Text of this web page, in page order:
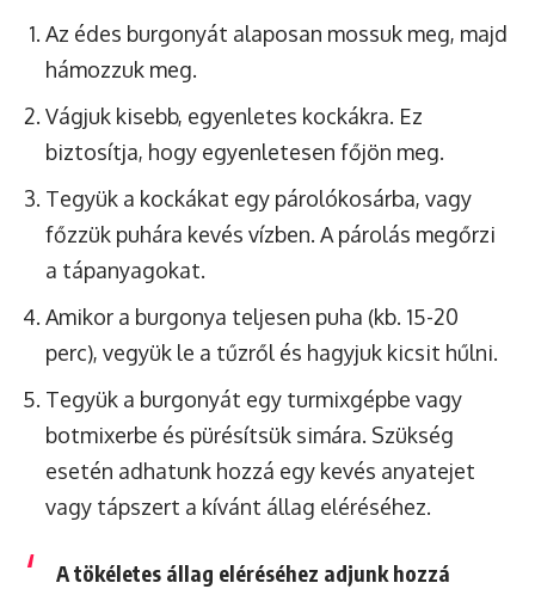
Az édes burgonyát alaposan mossuk meg, majd
hámozzuk meg.
Vágjuk kisebb, egyenletes kockákra. Ez
biztosítja, hogy egyenletesen főjön meg.
Tegyük a kockákat egy párolókosárba, vagy
főzzük puhára kevés vízben. A párolás megőrzi
a tápanyagokat.
Amikor a burgonya teljesen puha (kb. 15-20
perc), vegyük le a tűzről és hagyjuk kicsit hűlni.
Tegyük a burgonyát egy turmixgépbe vagy
botmixerbe és pürésítsük simára. Szükség
esetén adhatunk hozzá egy kevés anyatejet
vagy tápszert a kívánt állag eléréséhez.
A tökéletes állag eléréséhez adjunk hozzá